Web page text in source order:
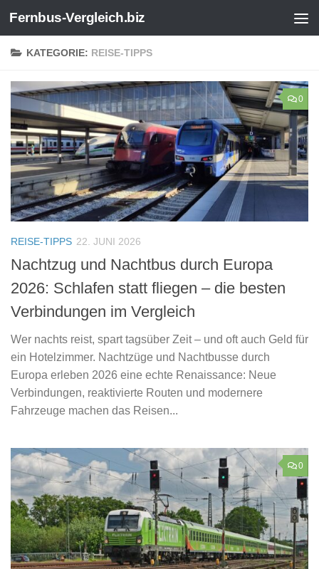
Zum Inhalt springen
Fernbus-Vergleich.biz
KATEGORIE: REISE-TIPPS
0
REISE-TIPPS 22. JUNI 2026
Nachtzug und Nachtbus durch Europa
2026: Schlafen statt fliegen – die besten
Verbindungen im Vergleich
Wer nachts reist, spart tagsüber Zeit – und oft auch Geld für
ein Hotelzimmer. Nachtzüge und Nachtbusse durch
Europa erleben 2026 eine echte Renaissance: Neue
Verbindungen, reaktivierte Routen und modernere
Fahrzeuge machen das Reisen...
0